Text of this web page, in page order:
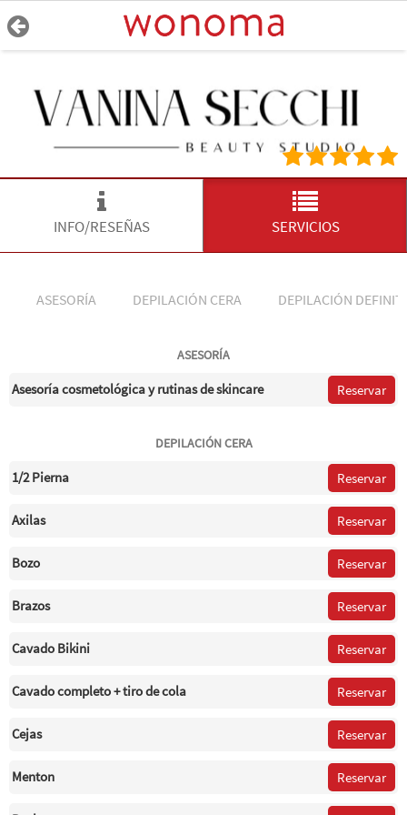
INFO/RESEÑAS SERVICIOS
ASESORÍA DEPILACIÓN CERA DEPILACIÓN
ASESORÍA
Asesoría cosmetológica y rutinas de skincare Reservar
DEPILACIÓN CERA
1/2 Pierna Reservar
Axilas Reservar
Bozo Reservar
Brazos Reservar
Cavado Bikini Reservar
Cavado completo + tiro de cola Reservar
Cejas Reservar
Menton Reservar